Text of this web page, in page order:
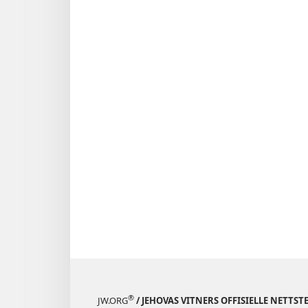
JW.ORG® / JEHOVAS VITNERS OFFISIELLE